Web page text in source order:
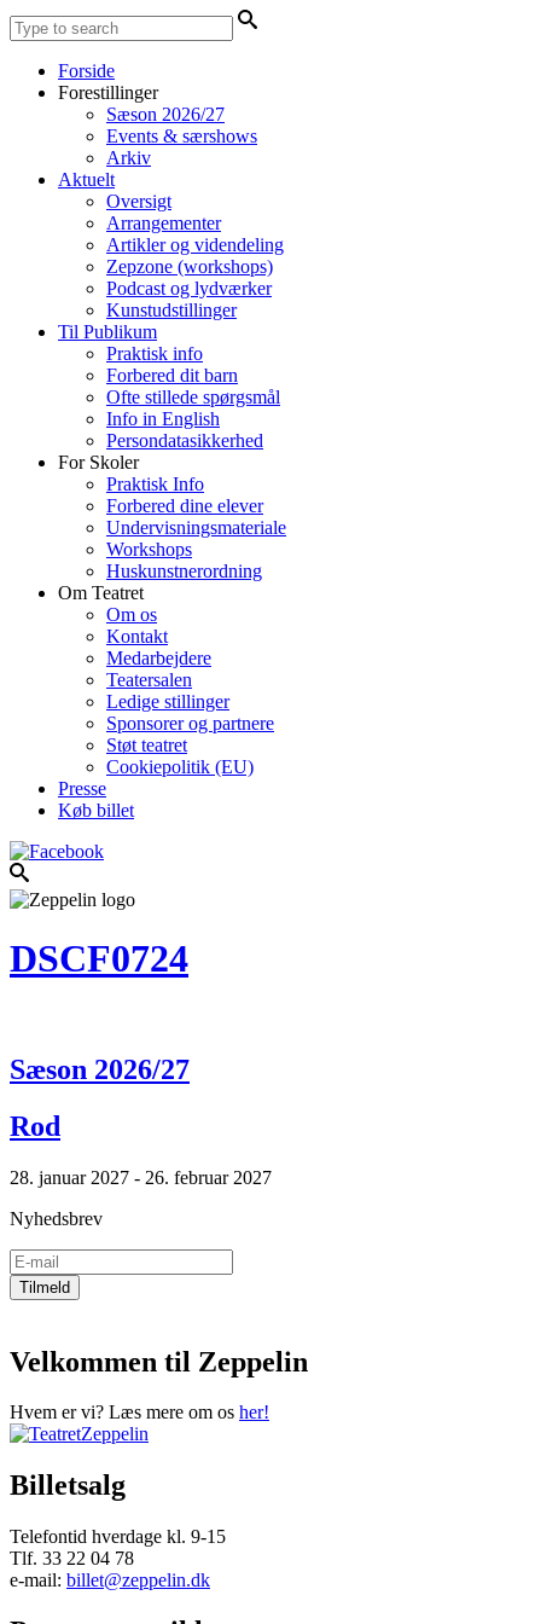
Forside
Forestillinger
Sæson 2026/27
Events & særshows
Arkiv
Aktuelt
Oversigt
Arrangementer
Artikler og videndeling
Zepzone (workshops)
Podcast og lydværker
Kunstudstillinger
Til Publikum
Praktisk info
Forbered dit barn
Ofte stillede spørgsmål
Info in English
Persondatasikkerhed
For Skoler
Praktisk Info
Forbered dine elever
Undervisningsmateriale
Workshops
Huskunstnerordning
Om Teatret
Om os
Kontakt
Medarbejdere
Teatersalen
Ledige stillinger
Sponsorer og partnere
Støt teatret
Cookiepolitik (EU)
Presse
Køb billet
DSCF0724
Sæson 2026/27
Rod
28. januar 2027 - 26. februar 2027
Nyhedsbrev
Velkommen til Zeppelin
Hvem er vi? Læs mere om os her!
Billetsalg
Telefontid hverdage kl. 9-15
Tlf. 33 22 04 78
e-mail: billet@zeppelin.dk